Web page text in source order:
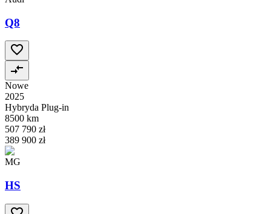
Q8
Nowe
2025
Hybryda Plug-in
8500 km
507 790 zł
389 900 zł
MG
HS